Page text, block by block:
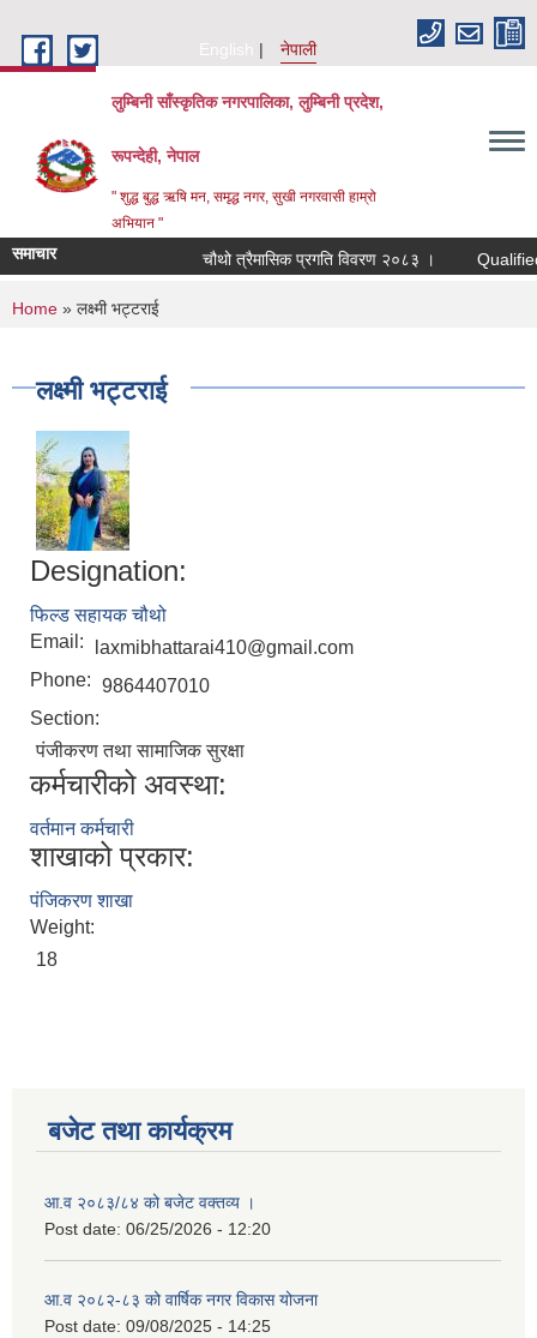
English
नेपाली
लुम्बिनी साँस्कृतिक नगरपालिका, लुम्बिनी प्रदेश,
रूपन्देही, नेपाल
" शुद्ध बुद्ध ऋषि मन, समृद्ध नगर, सुखी नगरवासी हाम्रो
अभियान "
समाचार चौथो त्रैमासिक प्रगति विवरण २०८३ । Qualified
You are here
Home » लक्ष्मी भट्टराई
लक्ष्मी भट्टराई
Designation:
फिल्ड सहायक चौथो
Email:
laxmibhattarai410@gmail.com
Phone: 9864407010
Section:
पंजीकरण तथा सामाजिक सुरक्षा
कर्मचारीको अवस्था:
वर्तमान कर्मचारी
शाखाको प्रकार:
पंजिकरण शाखा
Weight:
18
बजेट तथा कार्यक्रम
आ.व २०८३/८४ को बजेट वक्तव्य ।
Post date: 06/25/2026 - 12:20
आ.व २०८२-८३ को वार्षिक नगर विकास योजना
Post date: 09/08/2025 - 14:25